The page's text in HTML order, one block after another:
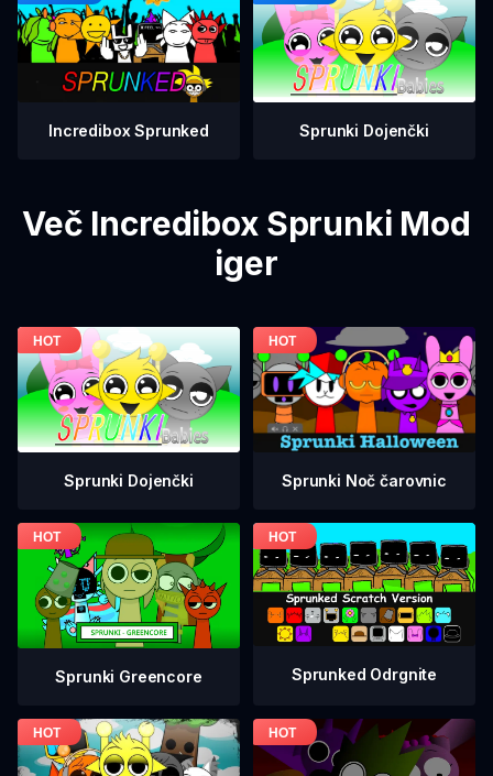
Incredibox Sprunked Sprunki Dojenčki
Več Incredibox Sprunki Mod
iger
Sprunki Dojenčki Sprunki Noč čarovnic
Sprunki Greencore Sprunked Odrgnite